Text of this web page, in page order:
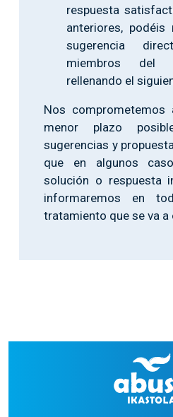
respuesta
anteriores,
sugerencia
miembros del
rellenando el
Nos comprometemos
menor plazo
sugerencias y
que en algunos
solución o respuesta
informaremos en
tratamiento que se va a